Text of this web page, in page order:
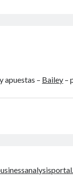
apuestas – Bailey –